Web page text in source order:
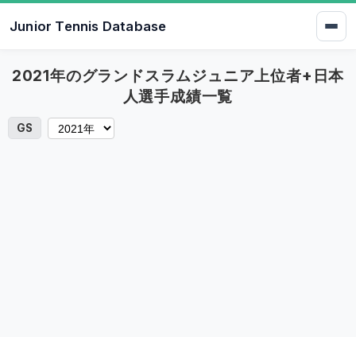
Junior Tennis Database
2021年のグランドスラムジュニア上位者+日本
人選手成績一覧
GS